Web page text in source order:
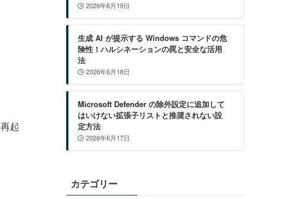
起
2026年6月19日
生成 AI が提示する Windows コマンドの危
険性！ハルシネーションの罠と安全な活用
法
2026年6月18日
Microsoft Defender の除外設定に追加して
はいけない拡張子リストと推奨されない設
定方法
2026年6月17日
カテゴリー